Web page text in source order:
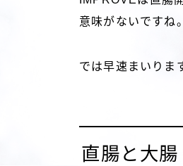
意味がないですね
では早速まいりま
直腸と大腸